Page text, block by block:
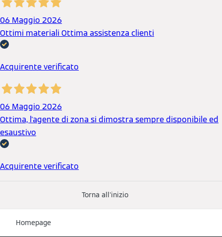
06 Maggio 2026
Ottimi materiali Ottima assistenza clienti
Acquirente verificato
06 Maggio 2026
Ottima, l'agente di zona si dimostra sempre disponibile ed
esaustivo
Acquirente verificato
Torna all'inizio
Homepage